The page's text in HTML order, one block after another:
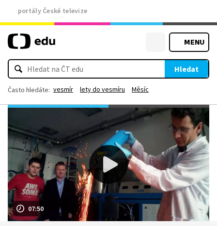
portály České televize
MENU
Hledat
Často hledáte: vesmír lety do vesmíru Měsíc
07:50